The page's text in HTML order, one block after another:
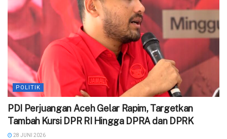
POLITIK
PDI Perjuangan Aceh Gelar Rapim, Targetkan
Tambah Kursi DPR RI Hingga DPRA dan DPRK
28 JUNI 2026